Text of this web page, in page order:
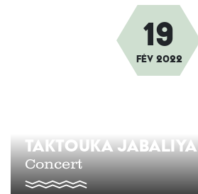
19
fév 2022
TAKTOUKA JABALIYA
Concert